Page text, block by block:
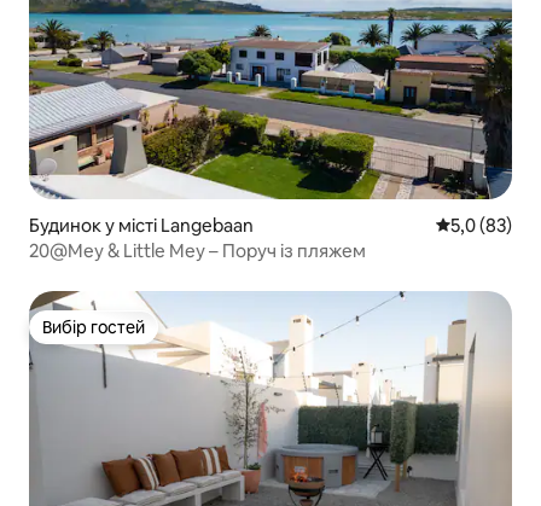
Будинок у місті Langebaan Середня
5,0 (83)
20@Mey & Little Mey – Поруч із пляжем
Вибір гостей
Вибір гостей